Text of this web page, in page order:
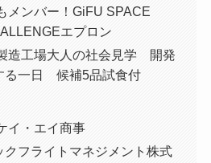
メンバー！GiFU SPACE
エプロン
造工場大人の社会見学 開発
る一日 候補5品試食付
イ・エイ商事
クフライトマネジメント株式